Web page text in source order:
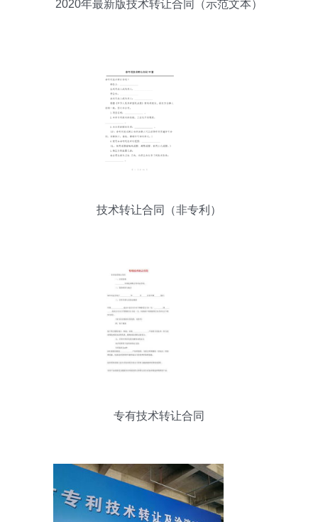
2020年最新版技术转让合同（示范文本）
技术转让合同（非专利）
专有技术转让合同